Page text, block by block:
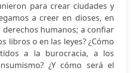
para crear ciudades y
a creer en dioses, en
derechos humanos; a confiar
libros o en las leyes? ¿Cómo
a la burocracia, a los
¿Y cómo será el